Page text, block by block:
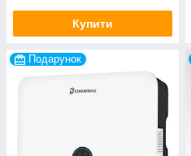
Купити
Подарунок